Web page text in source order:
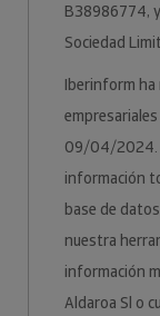
B38986774,
Sociedad
Iberinform
09/04/2024.
información
base de
nuestra
información
Aldaroa Sl o